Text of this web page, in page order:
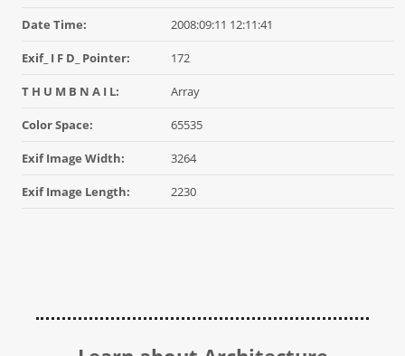
Date Time: 2008:09:11 12:11:41
Exif_ I F D_ Pointer: 172
T H U M B N A I L: Array
Color Space: 65535
Exif Image Width: 3264
Exif Image Length: 2230